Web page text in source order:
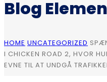
Blog
HOME UNCATEGORIZED
I CHICKEN ROAD 2, HVOR
EVNE TIL AT UNDGÅ